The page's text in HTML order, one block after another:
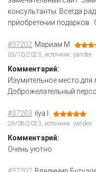
консультанты. Всегда
приобретении подарков
#37202 Мариам М.
03/10/2023, источник: yandex
Комментарий:
Изумительное место для
Доброжелательный
#37203 ilya l.
29/08/2023, источник: yandex
Комментарий:
Очень уютно